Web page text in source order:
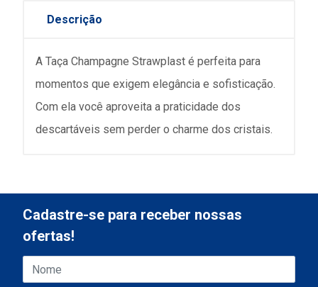
Descrição
A Taça Champagne Strawplast é perfeita para
momentos que exigem elegância e sofisticação.
Com ela você aproveita a praticidade dos
descartáveis sem perder o charme dos cristais.
Cadastre-se para receber nossas
ofertas!